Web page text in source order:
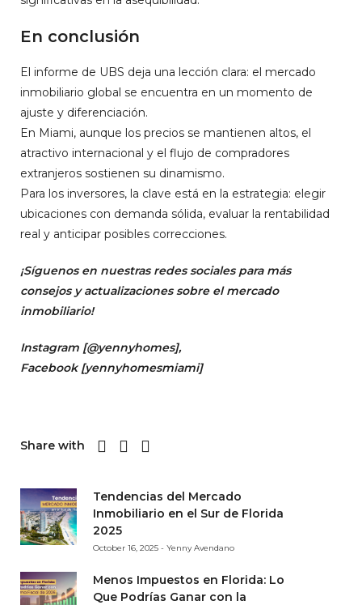
En conclusión
El informe de UBS deja una lección clara: el mercado
inmobiliario global se encuentra en un momento de
ajuste y diferenciación.
En Miami, aunque los precios se mantienen altos, el
atractivo internacional y el flujo de compradores
extranjeros sostienen su dinamismo.
Para los inversores, la clave está en la estrategia: elegir
ubicaciones con demanda sólida, evaluar la rentabilidad
real y anticipar posibles correcciones.
¡Síguenos en nuestras redes sociales para más
consejos y actualizaciones sobre el mercado
inmobiliario!
Instagram [@yennyhomes],
Facebook [yennyhomesmiami]
Share with
Tendencias del Mercado
Inmobiliario en el Sur de Florida
2025
October 16, 2025 - Yenny Avendano
Menos Impuestos en Florida: Lo
Que Podrías Ganar con la